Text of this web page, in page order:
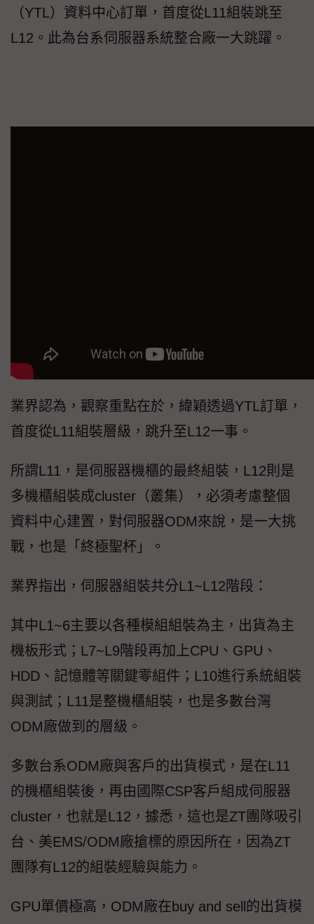
（YTL）資料中心訂單，首度從L11組裝跳至
L12。此為台系伺服器系統整合廠一大跳躍。
業界認為，觀察重點在於，緯穎透過YTL訂單，
首度從L11組裝層級，跳升至L12一事。
所謂L11，是伺服器機櫃的最終組裝，L12則是
多機櫃組裝成cluster（叢集），必須考慮整個
資料中心建置，對伺服器ODM來說，是一大挑
戰，也是「終極聖杯」。
業界指出，伺服器組裝共分L1~L12階段：
其中L1~6主要以各種模組組裝為主，出貨為主
機板形式；L7~L9階段再加上CPU、GPU、
HDD、記憶體等關鍵零組件；L10進行系統組裝
與測試；L11是整機櫃組裝，也是多數台灣
ODM廠做到的層級。
多數台系ODM廠與客戶的出貨模式，是在L11
的機櫃組裝後，再由國際CSP客戶組成伺服器
cluster，也就是L12，據悉，這也是ZT團隊吸引
台、美EMS/ODM廠搶標的原因所在，因為ZT
團隊有L12的組裝經驗與能力。
GPU單價極高，ODM廠在buy and sell的出貨模